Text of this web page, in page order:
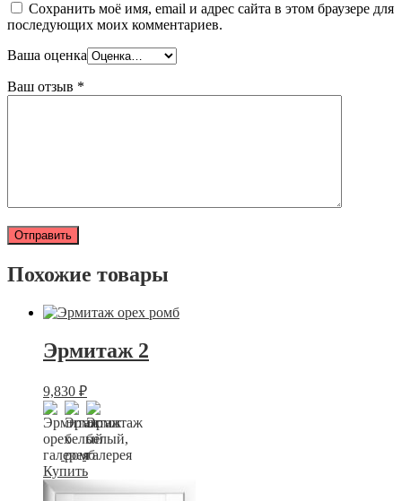
Сохранить моё имя, email и адрес сайта в этом браузере для
последующих моих комментариев.
Ваша оценка
Ваш отзыв *
Похожие товары
Эрмитаж 2
9,830 ₽
Купить